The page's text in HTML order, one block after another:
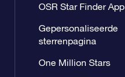
OSR Star Finder App
Gepersonaliseerde
sterrenpagina
One Million Stars